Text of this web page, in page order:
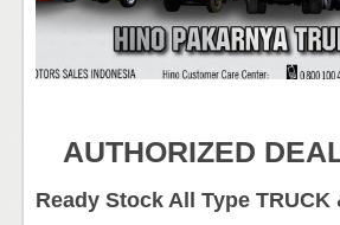
AUTHORIZED
Ready Stock All Type TRUCK